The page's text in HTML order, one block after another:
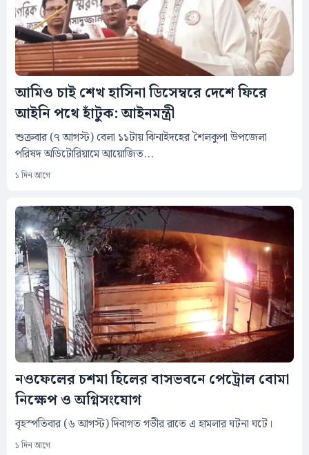
আমিও চাই শেখ হাসিনা ডিসেম্বরে দেশে ফিরে
আইনি পথে হাঁটুক: আইনমন্ত্রী
শুক্রবার (৭ আগস্ট) বেলা ১১টায় ঝিনাইদহের শৈলকুপা উপজেলা
পরিষদ অডিটোরিয়ামে আয়োজিত...
১ দিন আগে
নওফেলের চশমা হিলের বাসভবনে পেট্রোল বোমা
নিক্ষেপ ও অগ্নিসংযোগ
বৃহস্পতিবার (৬ আগস্ট) দিবাগত গভীর রাতে এ হামলার ঘটনা ঘটে।
১ দিন আগে